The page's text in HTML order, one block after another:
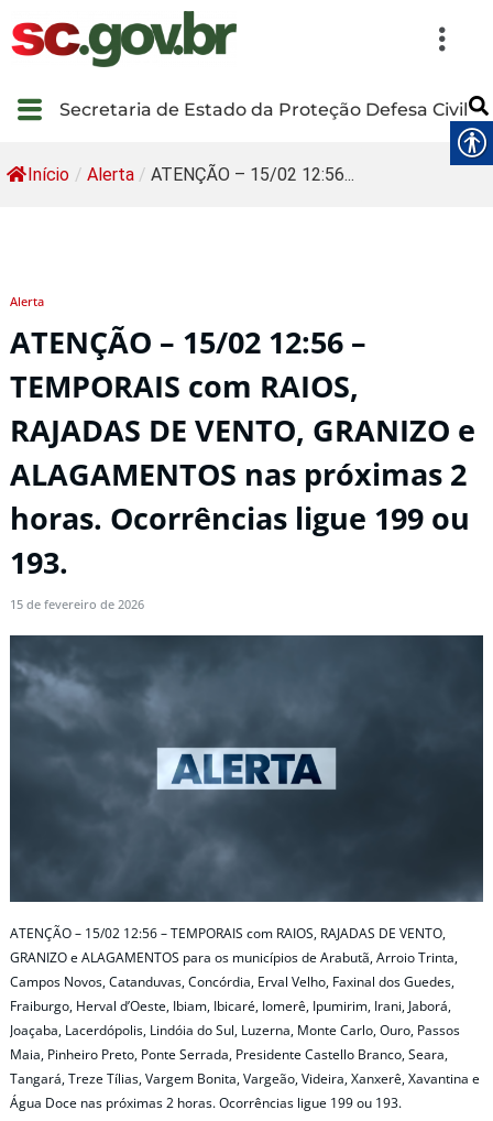
Secretaria de Estado da Proteção Defesa Civil
Início / Alerta / ATENÇÃO – 15/02 12:56...
Alerta
ATENÇÃO – 15/02 12:56 –
TEMPORAIS com RAIOS,
RAJADAS DE VENTO, GRANIZO e
ALAGAMENTOS nas próximas 2
horas. Ocorrências ligue 199 ou
193.
15 de fevereiro de 2026
ATENÇÃO – 15/02 12:56 – TEMPORAIS com RAIOS, RAJADAS DE VENTO,
GRANIZO e ALAGAMENTOS para os municípios de Arabutã, Arroio Trinta,
Campos Novos, Catanduvas, Concórdia, Erval Velho, Faxinal dos Guedes,
Fraiburgo, Herval d’Oeste, Ibiam, Ibicaré, Iomerê, Ipumirim, Irani, Jaborá,
Joaçaba, Lacerdópolis, Lindóia do Sul, Luzerna, Monte Carlo, Ouro, Passos
Maia, Pinheiro Preto, Ponte Serrada, Presidente Castello Branco, Seara,
Tangará, Treze Tílias, Vargem Bonita, Vargeão, Videira, Xanxerê, Xavantina e
Água Doce nas próximas 2 horas. Ocorrências ligue 199 ou 193.